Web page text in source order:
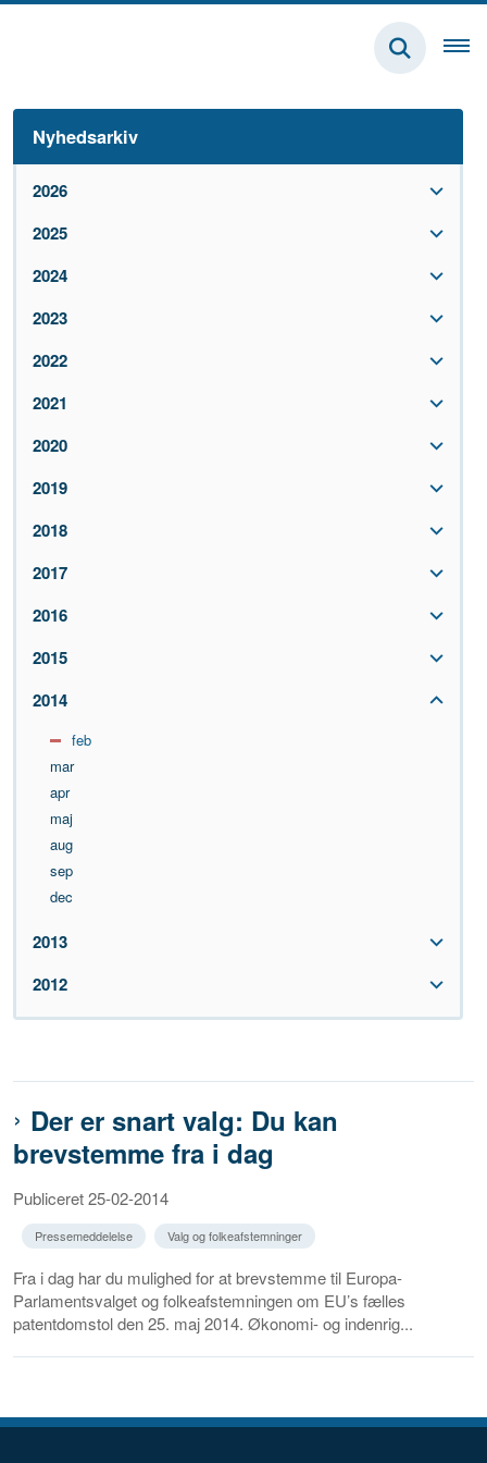
Nyhedsarkiv
2026
2025
2024
2023
2022
2021
2020
2019
2018
2017
2016
2015
2014
feb
mar
apr
maj
aug
sep
dec
2013
2012
Der er snart valg: Du kan
brevstemme fra i dag
Publiceret 25-02-2014
Pressemeddelelse Valg og folkeafstemninger
Fra i dag har du mulighed for at brevstemme til Europa-
Parlamentsvalget og folkeafstemningen om EU’s fælles
patentdomstol den 25. maj 2014. Økonomi- og indenrig...